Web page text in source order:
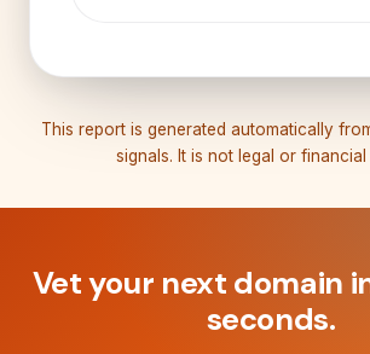
This report is generated automatically
signals. It is not legal or financial
Vet your next domain
seconds.